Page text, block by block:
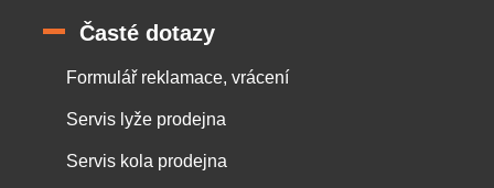
Časté dotazy
Formulář reklamace, vrácení
Servis lyže prodejna
Servis kola prodejna